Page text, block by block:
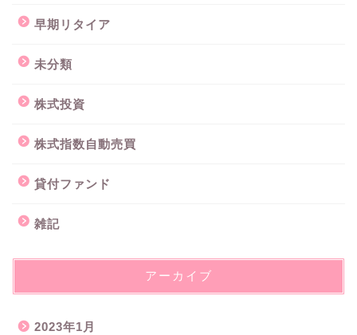
早期リタイア
未分類
株式投資
株式指数自動売買
貸付ファンド
雑記
アーカイブ
2023年1月